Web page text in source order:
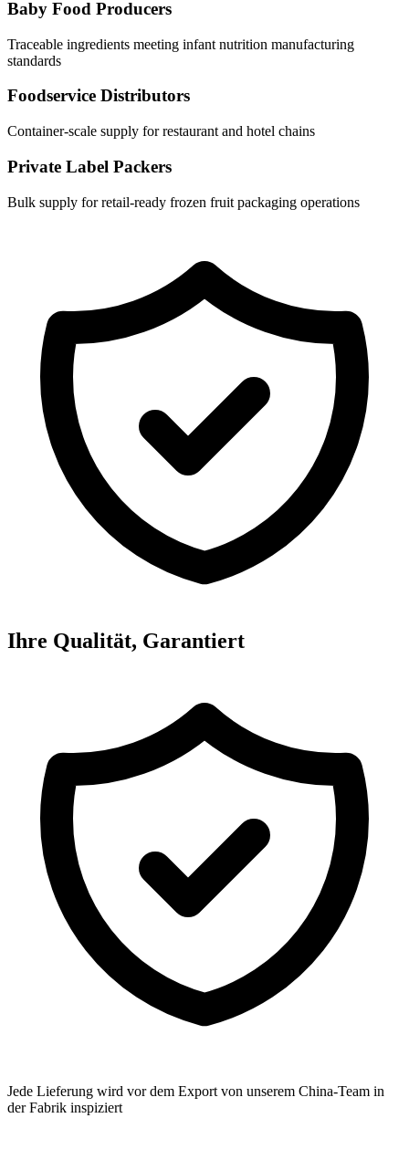
Baby Food Producers
Traceable ingredients meeting infant nutrition manufacturing
standards
Foodservice Distributors
Container-scale supply for restaurant and hotel chains
Private Label Packers
Bulk supply for retail-ready frozen fruit packaging operations
Ihre Qualität, Garantiert
Jede Lieferung wird vor dem Export von unserem China-Team in
der Fabrik inspiziert